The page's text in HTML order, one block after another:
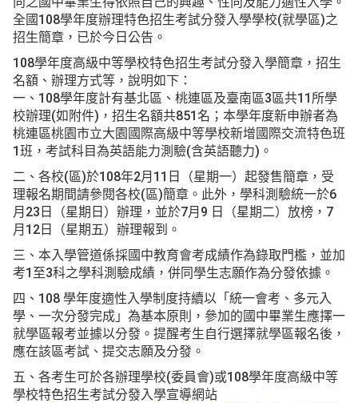
全國108學年度辦理特色招生考試分發入學學校(就學區)之
招生簡章，已於今日公告。
108學年度高級中等學校特色招生考試分發入學簡章，招生
名額、辦理方式等，說明如下：
一、108學年度計有基北區、桃連區及臺南區3區共11所學
校辦理(如附件)，招生名額共851名；本學年度新申辦者為
桃連區桃園市立大園國際高級中等學校新增國際交流特色班
1班，考試科目為英語能力測驗(含英語聽力)。
二、各校(區)於108年2月11日（星期一）起發售簡章，受
理報名期間請參閱各校(區)簡章。此外，學科測驗統一於6
月23日（星期日）辦理，並於7月9 日（星期二）放榜，7
月12日（星期五）辦理報到。
三、本入學管道係採國中教育會考成績作為錄取門檻，並加
考1至3科之學科測驗成績，併同學生志願作為分發依據。
四、108 學年度適性入學制度持續以「統一會考、多元入
學、一次分發完成」為基本原則，參加的國中畢業生應擇一
就學區報考並據以分發。提醒考生自行選擇就學區報名後，
應在該區考試、提交志願及分發。
五、各考生可於各辦理學校(委員會)或108學年度高級中等
學校特色招生考試分發入學宣導網站